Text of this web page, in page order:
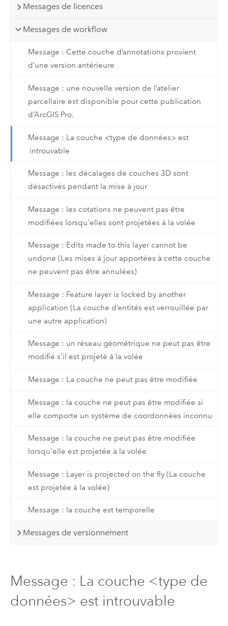
Messages de licences
Messages de workflow
Message : Cette couche d’annotations provient
d’une version antérieure
Message : une nouvelle version de l’atelier
parcellaire est disponible pour cette publication
d’ArcGIS Pro.
Message : La couche <type de données> est
introuvable
Message : les décalages de couches 3D sont
désactivés pendant la mise à jour
Message : les cotations ne peuvent pas être
modifiées lorsqu'elles sont projetées à la volée
Message : Edits made to this layer cannot be
undone (Les mises à jour apportées à cette couche
ne peuvent pas être annulées)
Message : Feature layer is locked by another
application (La couche d’entités est verrouillée par
une autre application)
Message : un réseau géométrique ne peut pas être
modifié s'il est projeté à la volée
Message : La couche ne peut pas être modifiée
Message : la couche ne peut pas être modifiée si
elle comporte un système de coordonnées inconnu
Message : la couche ne peut pas être modifiée
lorsqu'elle est projetée à la volée
Message : Layer is projected on the fly (La couche
est projetée à la volée)
Message : la couche est temporelle
Messages de versionnement
Message : La couche <type de
données> est introuvable